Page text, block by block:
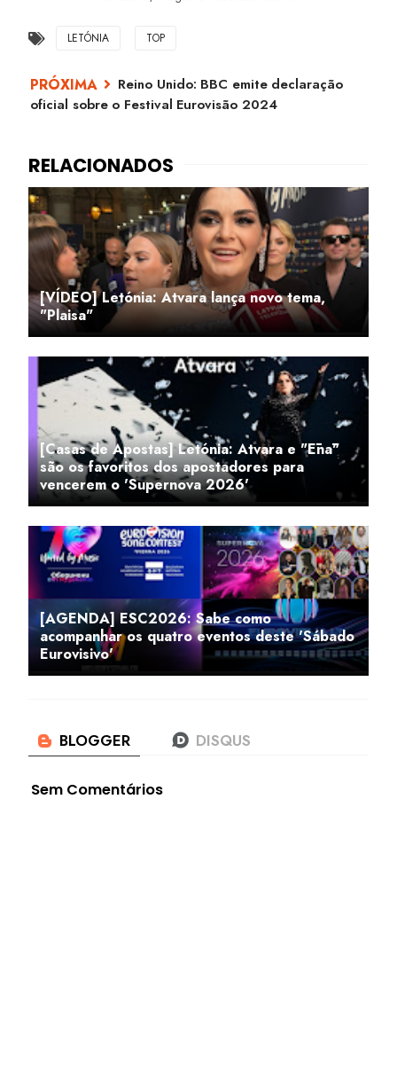
LETÓNIA TOP
Reino Unido: BBC emite declaração
oficial sobre o Festival Eurovisão 2024
[VÍDEO] Letónia: Atvara lança novo tema,
"Plaisa"
[Casas de Apostas] Letónia: Atvara e "Ēnā"
são os favoritos dos apostadores para
vencerem o 'Supernova 2026'
[AGENDA] ESC2026: Sabe como
acompanhar os quatro eventos deste 'Sábado
Eurovisivo'
Sem Comentários